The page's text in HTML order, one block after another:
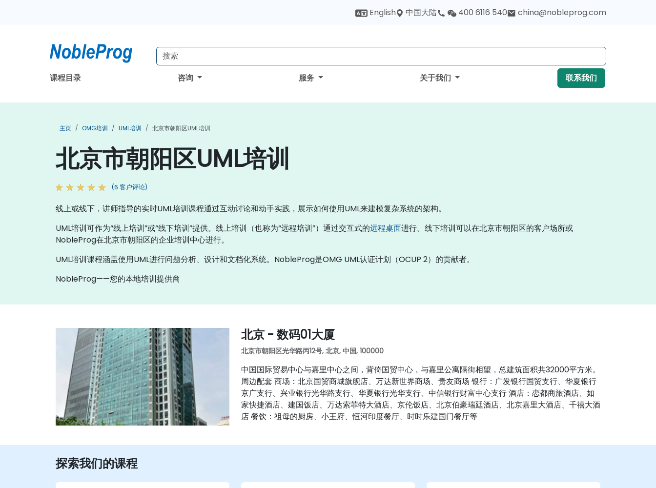
English 中国大陆 400 6116 540 china@nobleprog.com
课程目录 咨询 服务 关于我们 联系我们
主页 OMG培训 UML培训 北京市朝阳区UML培训
北京市朝阳区UML培训
(6 客户评论)
线上或线下，讲师指导的实时UML培训课程通过互动讨论和动手实践，展示如何使用UML来建模复杂系统的架构。
UML培训可作为“线上培训”或“线下培训”提供。线上培训（也称为“远程培训”）通过交互式的远程桌面进行。线下培训可以在北京市朝阳区的客户场所或
NobleProg在北京市朝阳区的企业培训中心进行。
UML培训课程涵盖使用UML进行问题分析、设计和文档化系统。NobleProg是OMG UML认证计划（OCUP 2）的贡献者。
NobleProg——您的本地培训提供商
北京 - 数码01大厦
北京市朝阳区光华路丙12号, 北京, 中国, 100000
中国国际贸易中心与嘉里中心之间，背倚国贸中心，与嘉里公寓隔街相望，总建筑面积共32000平方米。
周边配套 商场：北京国贸商城旗舰店、万达新世界商场、贵友商场 银行：广发银行国贸支行、华夏银行
京广支行、兴业银行光华路支行、华夏银行光华支行、中信银行财富中心支行 酒店：恋都商旅酒店、如
家快捷酒店、建国饭店、万达索菲特大酒店、京伦饭店、北京伯豪瑞廷酒店、北京嘉里大酒店、千禧大酒
店 餐饮：祖母的厨房、小王府、恒河印度餐厅、时时乐建国门餐厅等
探索我们的课程